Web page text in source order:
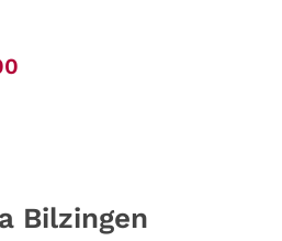
Bilzingen